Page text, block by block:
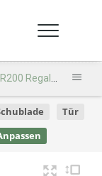
R200 Regal R200
Tür